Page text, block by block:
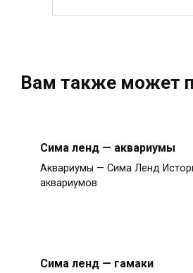
Вам также может
Сима ленд — аквариумы
Аквариумы — Сима Ленд
аквариумов
Сима ленд — гамаки